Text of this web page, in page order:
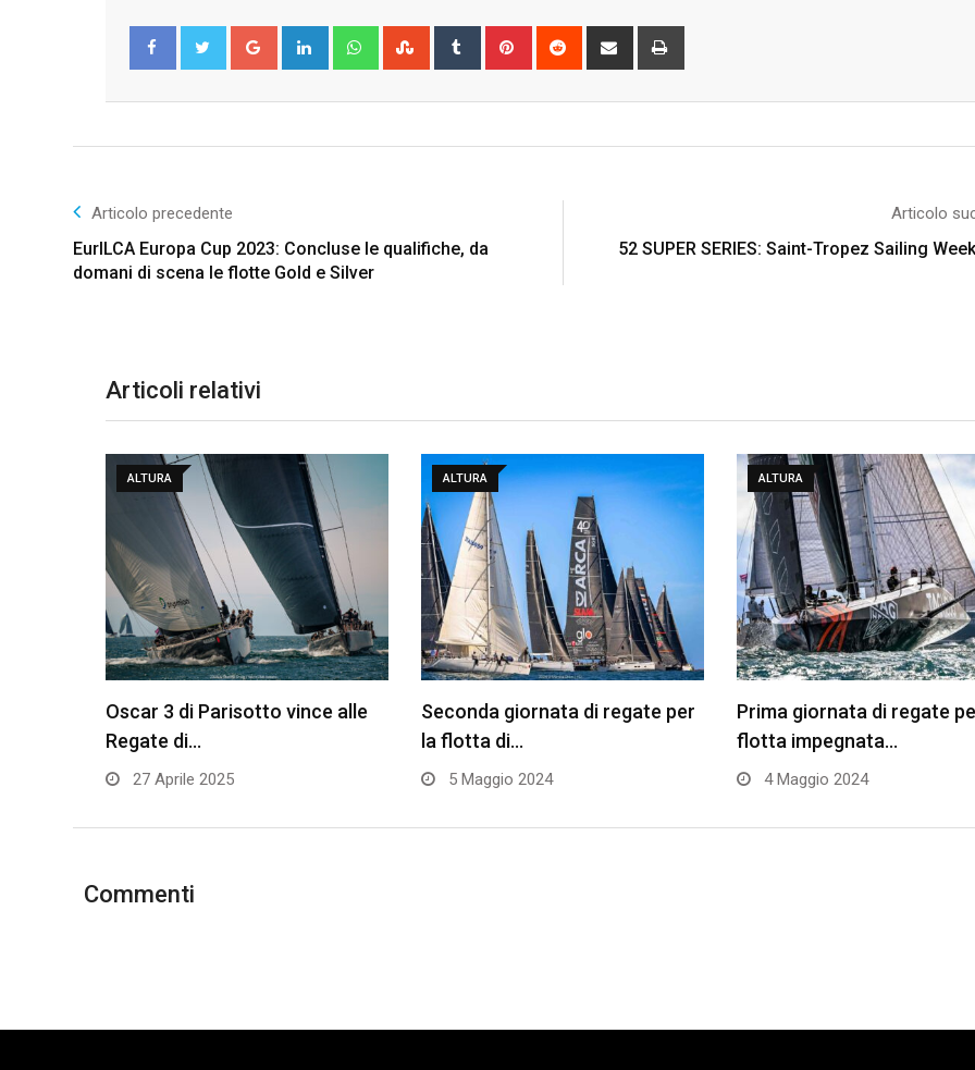
Google+ LinkedIn WhatsappStumbleUpon
Tumblr Pinterest Reddit
Share
Articolo precedente
EurILCA Europa Cup 2023: Concluse le qualifiche, da
domani di scena le flotte Gold e Silver
Articolo
52 SUPER SERIES: Saint-Tropez Sailing
Articoli relativi
ALTURA
Oscar 3 di Parisotto vince alle
Regate di…
27 Aprile 2025
ALTURA
Seconda giornata di regate per
la flotta di…
5 Maggio 2024
ALTURA
Prima giornata di regate
flotta impegnata…
4 Maggio 2024
Commenti